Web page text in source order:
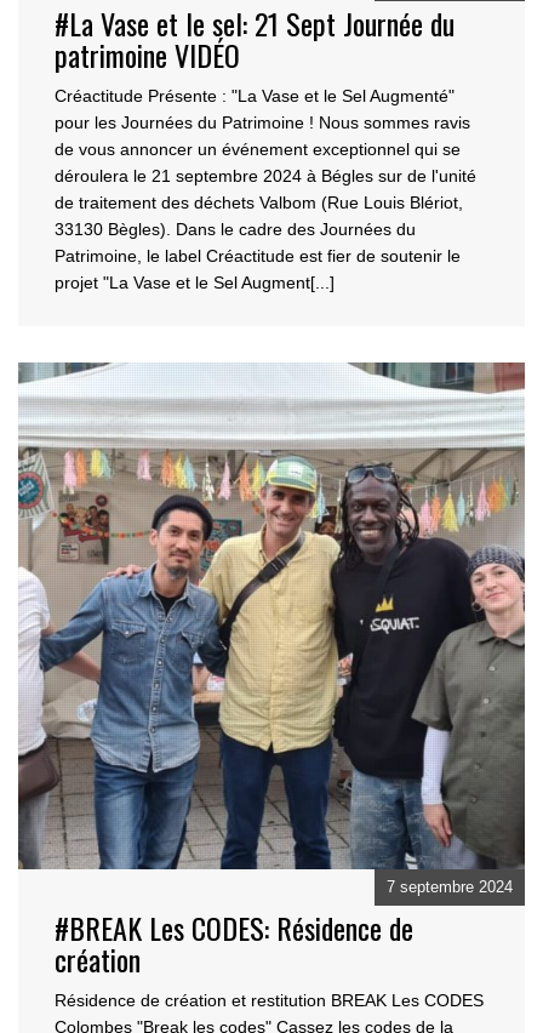
#La Vase et le sel: 21 Sept Journée du
patrimoine VIDÉO
Créactitude Présente : "La Vase et le Sel Augmenté"
pour les Journées du Patrimoine ! Nous sommes ravis
de vous annoncer un événement exceptionnel qui se
déroulera le 21 septembre 2024 à Bégles sur de l'unité
de traitement des déchets Valbom (Rue Louis Blériot,
33130 Bègles). Dans le cadre des Journées du
Patrimoine, le label Créactitude est fier de soutenir le
projet "La Vase et le Sel Augment[...]
#BREAK Les CODES: Résidence de
création
7 septembre 2024
Résidence de création et restitution BREAK Les CODES
Colombes "Break les codes" Cassez les codes de la